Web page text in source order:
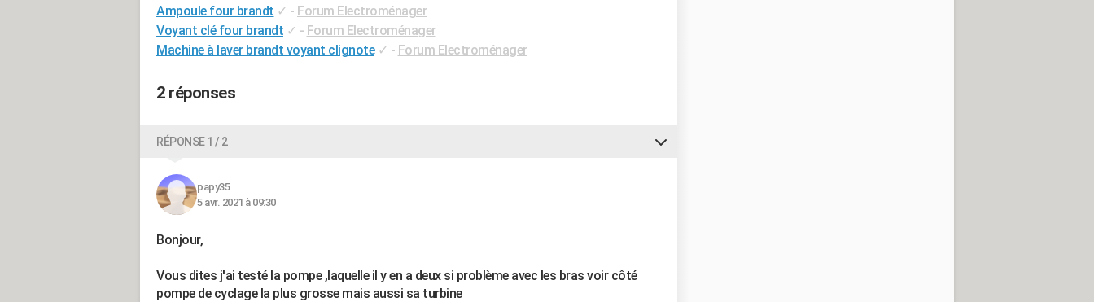
Ampoule four brandt ✓ - Forum Electroménager
Voyant clé four brandt ✓ - Forum Electroménager
Machine à laver brandt voyant clignote ✓ - Forum Electroménager
2 réponses
RÉPONSE 1 / 2
papy35
5 avr. 2021 à 09:30
Bonjour,
Vous dites j'ai testé la pompe ,laquelle il y en a deux si problème avec les bras voir côté
pompe de cyclage la plus grosse mais aussi sa turbine